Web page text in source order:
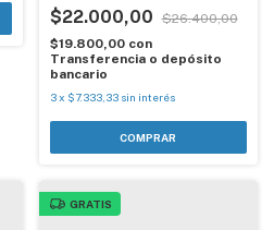
$22.000,00
$26.400,00
$19.800,00 con
Transferencia o depósito
bancario
3 x $7.333,33 sin interés
GRATIS